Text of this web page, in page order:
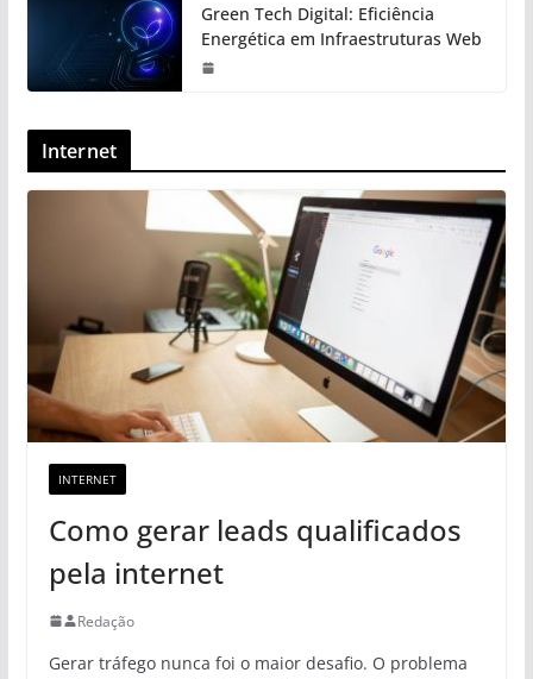
Green Tech Digital: Eficiência
Energética em Infraestruturas Web
Internet
INTERNET
Como gerar leads qualificados
pela internet
Redação
Gerar tráfego nunca foi o maior desafio. O problema